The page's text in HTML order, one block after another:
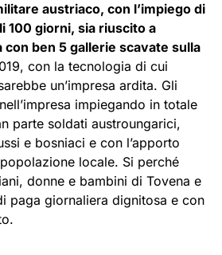
austriaco, con l’impiego di
100 giorni, sia riuscito a
con ben 5 gallerie scavate sulla
con la tecnologia di cui
un’impresa ardita. Gli
impiegando in totale
parte soldati austroungarici,
e bosniaci e con l’apporto
locale. Si perché
donne e bambini di Tovena e
paga giornaliera dignitosa e con